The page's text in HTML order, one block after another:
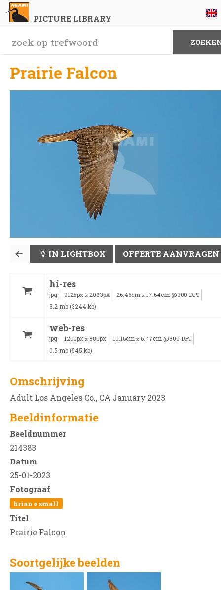
PICTURE LIBRARY
Prairie Falcon
IN LIGHTBOX OFFERTE AANVRAGEN
hi-res
jpg 3125px x 2083px 26.46cm x 17.64cm @300 DPI
3.2 mb (3244 kb)
web-res
jpg 1200px x 800px 10.16cm x 6.77cm @300 DPI
0.5 mb (545 kb)
Omschrijving
Adult Los Angeles Co., CA January 2023
Beeldinformatie
Beeldnummer
214383
Datum
25-01-2023
Fotograaf
brian e small
Titel
Prairie Falcon
Soortgelijke beelden